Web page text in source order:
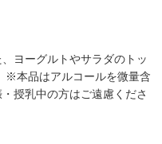
ヨーグルトやサラダのトッ
※本品はアルコールを微量含
授乳中の方はご遠慮くださ